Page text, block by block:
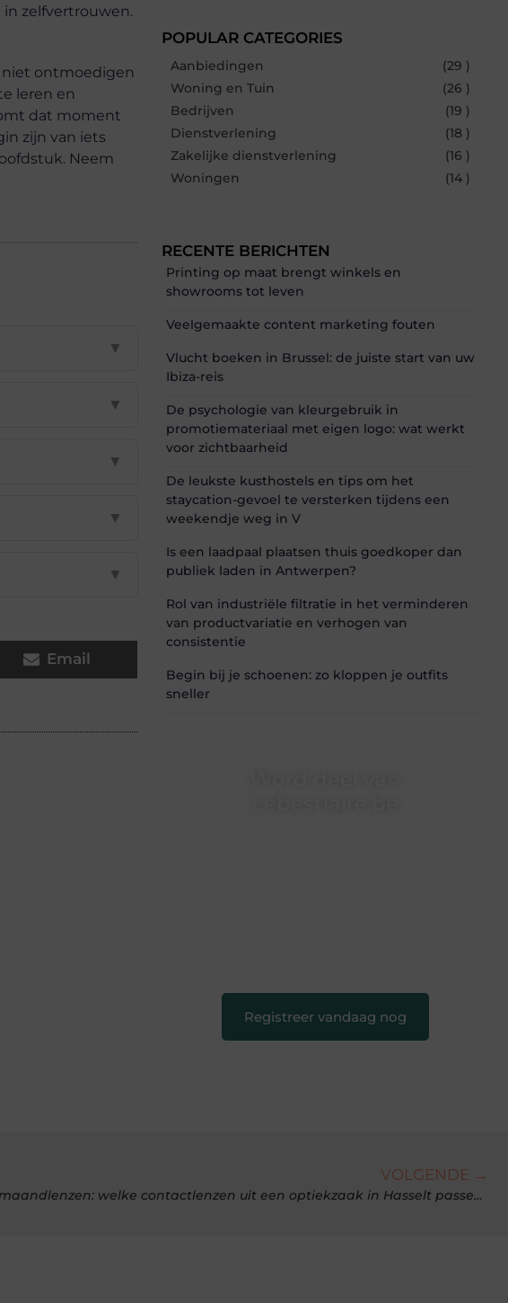
zelfvertrouwen.
niet ontmoedigen
leren en
dat moment
zijn van iets
Neem
▼
▼
▼
▼
▼
Email
POPULAR CATEGORIES
Aanbiedingen
(29 )
Woning en Tuin
(26 )
Bedrijven
(19 )
Dienstverlening
(18 )
Zakelijke dienstverlening
(16 )
Woningen
(14 )
RECENTE BERICHTEN
Printing op maat brengt winkels en
showrooms tot leven
Veelgemaakte content marketing fouten
Vlucht boeken in Brussel: de juiste start van uw
Ibiza-reis
De psychologie van kleurgebruik in
promotiemateriaal met eigen logo: wat werkt
voor zichtbaarheid
De leukste kusthostels en tips om het
staycation-gevoel te versterken tijdens een
weekendje weg in V
Is een laadpaal plaatsen thuis goedkoper dan
publiek laden in Antwerpen?
Rol van industriële filtratie in het verminderen
van productvariatie en verhogen van
consistentie
Begin bij je schoenen: zo kloppen je outfits
sneller
Registreer vandaag nog
VOLGENDE →
Daglenzen of maandlenzen: welke contactlenzen uit een optiekzaak in Hasselt passen bij u?